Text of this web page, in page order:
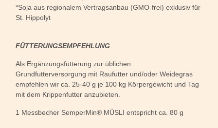
*Soja aus regionalem Vertragsanbau (GMO-frei) exklusiv für
St. Hippolyt
FÜTTERUNGSEMPFEHLUNG
Als Ergänzungsfütterung zur üblichen
Grundfutterversorgung mit Raufutter und/oder Weidegras
empfehlen wir ca. 25-40 g je 100 kg Körpergewicht und Tag
mit dem Krippenfutter anzubieten.
1 Messbecher SemperMin® MÜSLI entspricht ca. 80 g